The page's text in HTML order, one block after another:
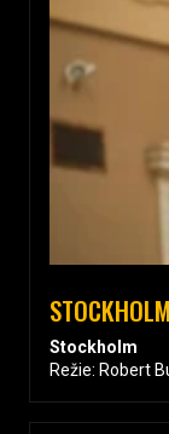
STOCKHOLM
Stockholm
Režie: Robert